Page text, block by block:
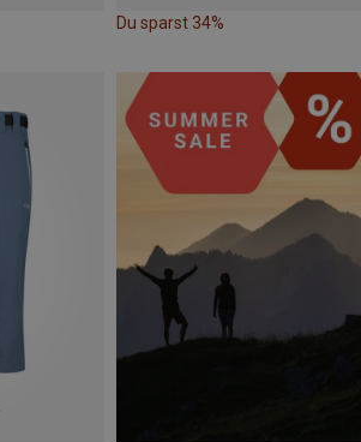
Du sparst 34%